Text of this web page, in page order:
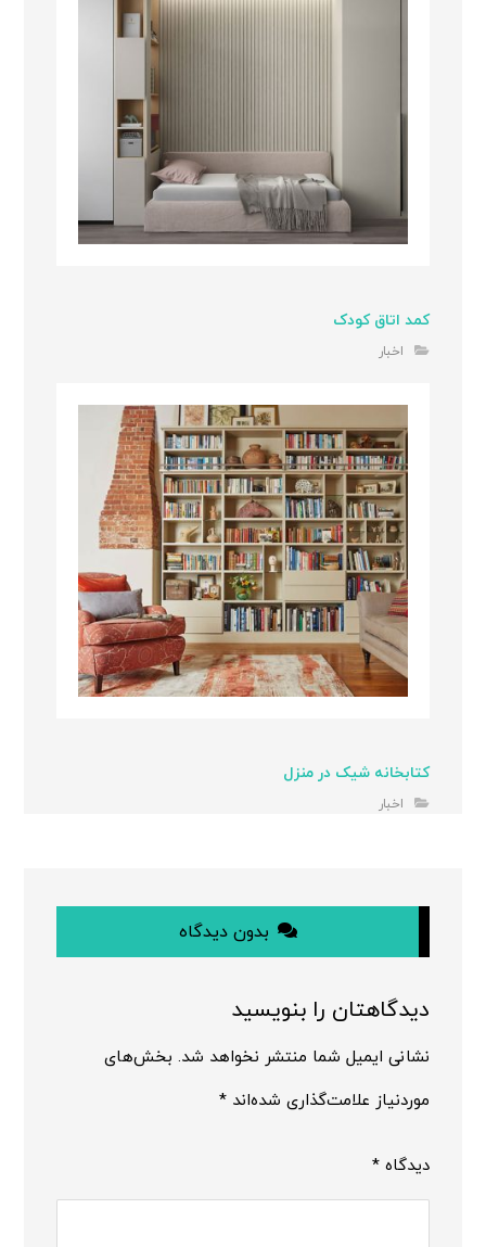
کمد اتاق کودک
اخبار
کتابخانه شیک در منزل
اخبار
بدون دیدگاه
دیدگاهتان را بنویسید
نشانی ایمیل شما منتشر نخواهد شد. بخش‌های
موردنیاز علامت‌گذاری شده‌اند*
دیدگاه*